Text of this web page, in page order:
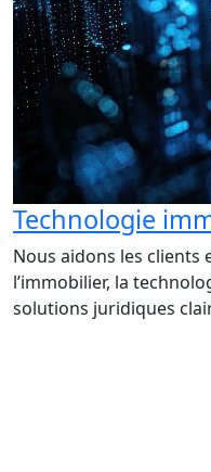
Technologie
Nous aidons les clients
l’immobilier, la
solutions juridiques